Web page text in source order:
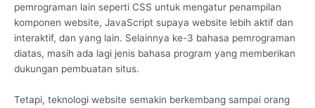
pemrograman lain seperti CSS untuk mengatur penampilan
komponen website, JavaScript supaya website lebih aktif dan
interaktif, dan yang lain. Selainnya ke-3 bahasa pemrograman
diatas, masih ada lagi jenis bahasa program yang memberikan
dukungan pembuatan situs.
Tetapi, teknologi website semakin berkembang sampai orang